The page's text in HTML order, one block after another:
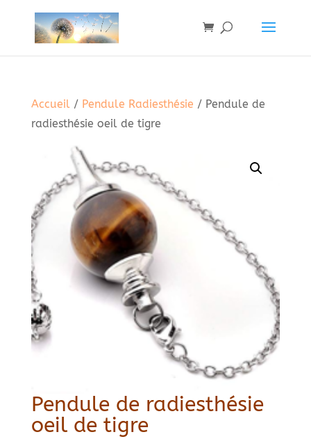
Accueil/ Pendule Radiesthésie / Pendule de
radiesthésie oeil de tigre
Pendule de radiesthésie
oeil de tigre